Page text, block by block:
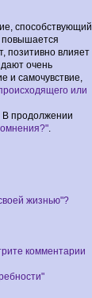
способствующий
повышается
позитивно влияет
очень
и самочувствие,
или
В продолжении
.
жизнью"?
комментарии